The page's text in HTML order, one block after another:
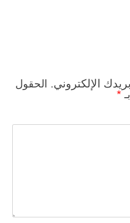
الإلكتروني. الحقول
*